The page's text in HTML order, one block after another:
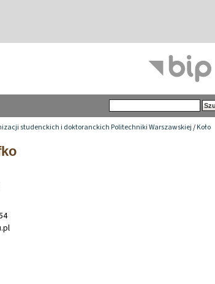
studenckich i doktoranckich Politechniki Warszawskiej/Koło
.pl